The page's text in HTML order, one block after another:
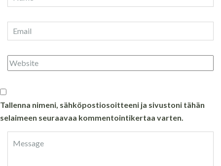
Tallenna nimeni, sähköpostiosoitteeni ja sivustoni tähän
selaimeen seuraavaa kommentointikertaa varten.